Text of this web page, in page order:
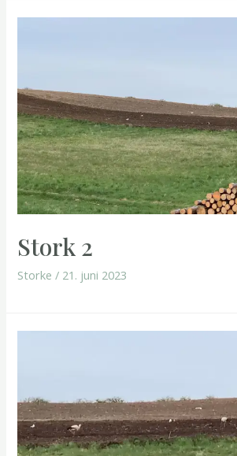
Stork 2
Storke / 21. juni 2023